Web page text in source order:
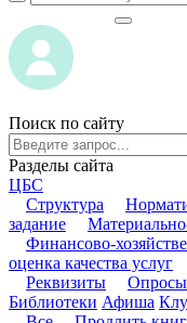
Поиск по сайту
Разделы сайта
ЦБС
Структура
задание
Финансово-
оценка качества услуг
Реквизиты
Опросы
Библиотеки Афиша